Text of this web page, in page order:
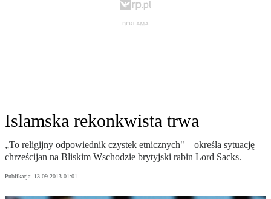
Islamska rekonkwista trwa
„To religijny odpowiednik czystek etnicznych" – określa sytuację
chrześcijan na Bliskim Wschodzie brytyjski rabin Lord Sacks.
Publikacja: 13.09.2013 01:01